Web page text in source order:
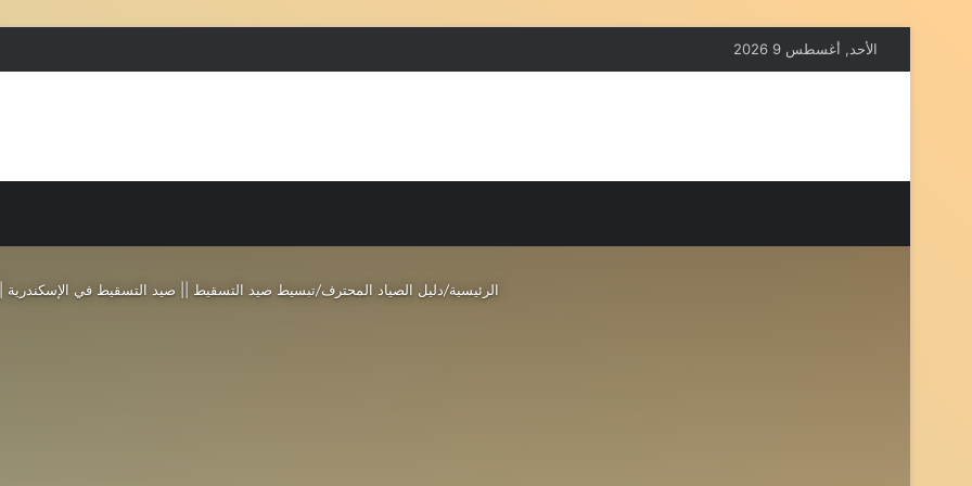
الأحد, أغسطس 9 2026
الرئيسية/دليل الصياد المحترف/تبسيط صيد التسقيط || صيد التسقيط في الإسكندرية